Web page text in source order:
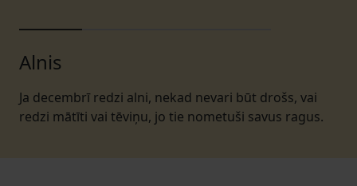
Alnis
Ja decembrī redzi alni, nekad nevari būt drošs, vai
redzi mātīti vai tēviņu, jo tie nometuši savus ragus.